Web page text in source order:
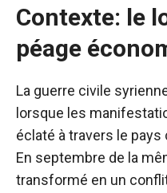
Contexte: le
péage
La guerre civile
lorsque les
éclaté à travers le
En septembre de la
transformé en un